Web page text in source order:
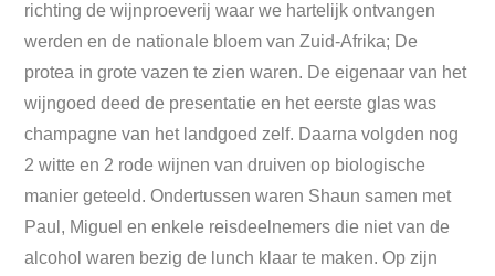
richting de wijnproeverij waar we hartelijk ontvangen
werden en de nationale bloem van Zuid-Afrika; De
protea in grote vazen te zien waren. De eigenaar van het
wijngoed deed de presentatie en het eerste glas was
champagne van het landgoed zelf. Daarna volgden nog
2 witte en 2 rode wijnen van druiven op biologische
manier geteeld. Ondertussen waren Shaun samen met
Paul, Miguel en enkele reisdeelnemers die niet van de
alcohol waren bezig de lunch klaar te maken. Op zijn